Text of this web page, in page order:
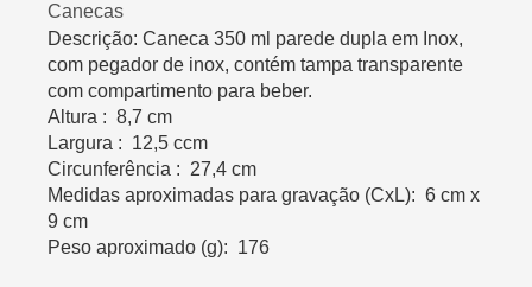
Canecas
Descrição: Caneca 350 ml parede dupla em Inox,
com pegador de inox, contém tampa transparente
com compartimento para beber.
Altura : 8,7 cm
Largura : 12,5 ccm
Circunferência : 27,4 cm
Medidas aproximadas para gravação (CxL): 6 cm x
9 cm
Peso aproximado (g): 176